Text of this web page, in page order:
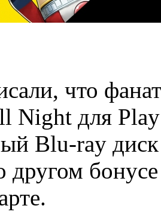
что
Night для
Blu-ray
другом